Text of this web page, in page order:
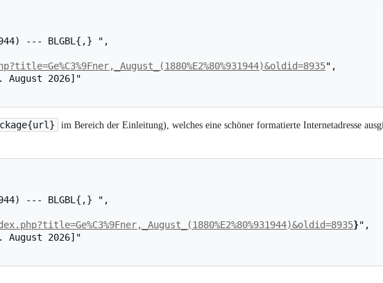
",
im Bereich der Einleitung), welches eine schöner formatierte Internetadresse
}",